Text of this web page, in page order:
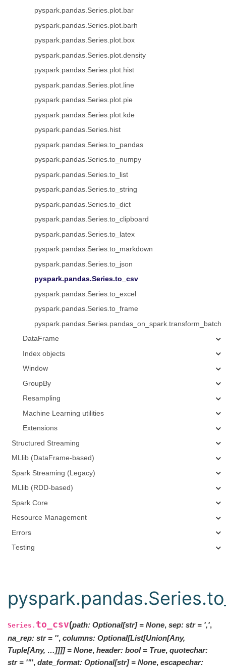
pyspark.pandas.Series.plot.bar
pyspark.pandas.Series.plot.barh
pyspark.pandas.Series.plot.box
pyspark.pandas.Series.plot.density
pyspark.pandas.Series.plot.hist
pyspark.pandas.Series.plot.line
pyspark.pandas.Series.plot.pie
pyspark.pandas.Series.plot.kde
pyspark.pandas.Series.hist
pyspark.pandas.Series.to_pandas
pyspark.pandas.Series.to_numpy
pyspark.pandas.Series.to_list
pyspark.pandas.Series.to_string
pyspark.pandas.Series.to_dict
pyspark.pandas.Series.to_clipboard
pyspark.pandas.Series.to_latex
pyspark.pandas.Series.to_markdown
pyspark.pandas.Series.to_json
pyspark.pandas.Series.to_csv
pyspark.pandas.Series.to_excel
pyspark.pandas.Series.to_frame
pyspark.pandas.Series.pandas_on_spark.transform_batch
DataFrame
Index objects
Window
GroupBy
Resampling
Machine Learning utilities
Extensions
Structured Streaming
MLlib (DataFrame-based)
Spark Streaming (Legacy)
MLlib (RDD-based)
Spark Core
Resource Management
Errors
Testing
Series. to_csv(path: Optional[str] = None, sep: str = ',',
na_rep: str = '', columns: Optional[List[Union[Any,
Tuple[Any, …]]]] = None, header: bool = True, quotechar:
str = '"', date_format: Optional[str] = None, escapechar: